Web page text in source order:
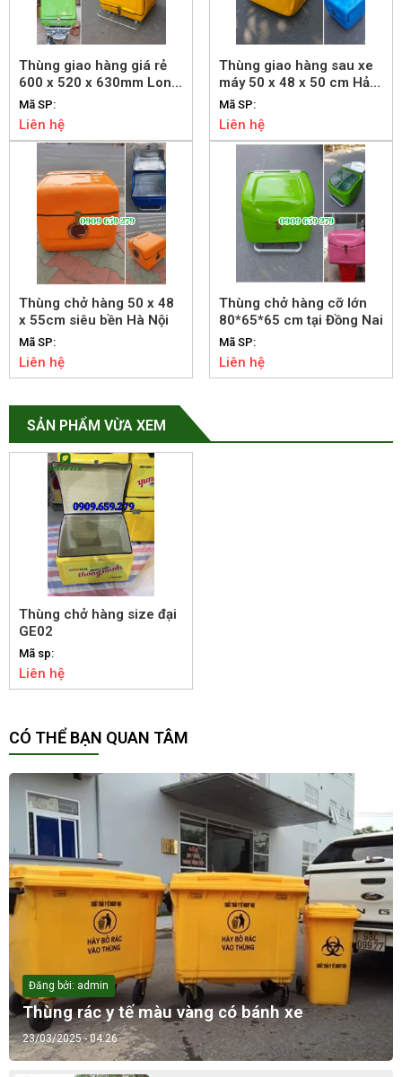
Thùng giao hàng giá rẻ
600 x 520 x 630mm Long
An
Mã SP:
Liên hệ
Thùng giao hàng sau xe
máy 50 x 48 x 50 cm Hải
Phòng
Mã SP:
Liên hệ
Thùng chở hàng 50 x 48
x 55cm siêu bền Hà Nội
Mã SP:
Liên hệ
Thùng chở hàng cỡ lớn
80*65*65 cm tại Đồng Nai
Mã SP:
Liên hệ
SẢN PHẨM VỪA XEM
Thùng chở hàng size đại
GE02
Mã sp:
Liên hệ
CÓ THỂ BẠN QUAN TÂM
Đăng bởi: admin
Thùng rác y tế màu vàng có bánh xe
23/03/2025 - 04:26